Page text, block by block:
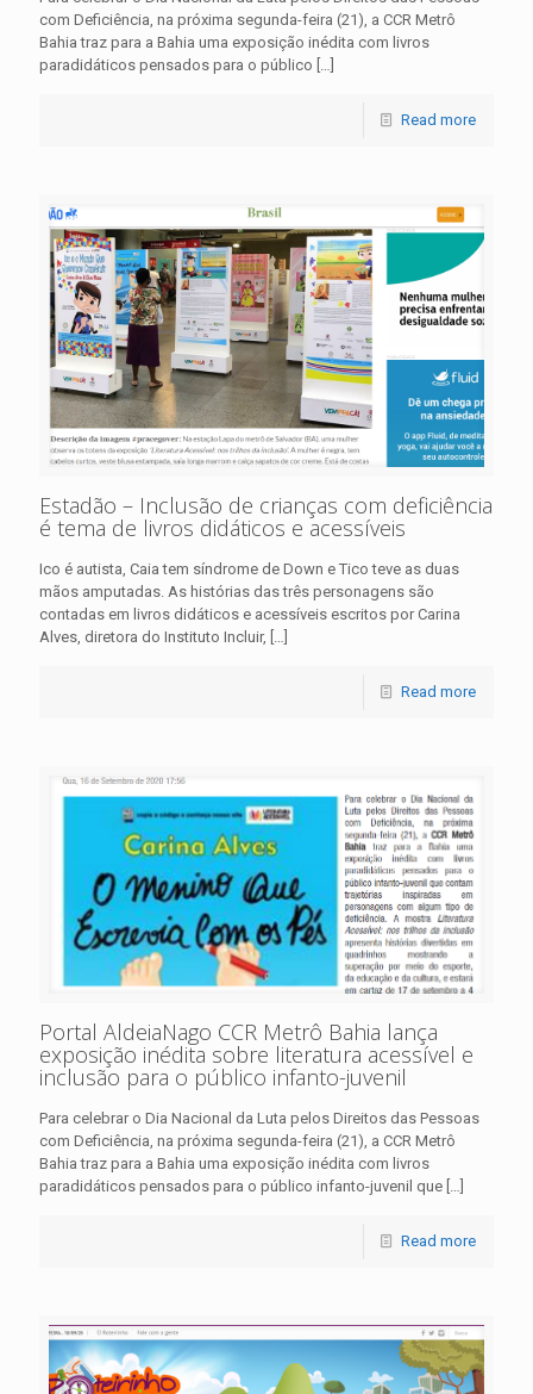
com Deficiência, na próxima segunda-feira (21), a CCR Metrô
Bahia traz para a Bahia uma exposição inédita com livros
paradidáticos pensados para o público […]
Read more
Estadão – Inclusão de crianças com deficiência
é tema de livros didáticos e acessíveis
Ico é autista, Caia tem síndrome de Down e Tico teve as duas
mãos amputadas. As histórias das três personagens são
contadas em livros didáticos e acessíveis escritos por Carina
Alves, diretora do Instituto Incluir, […]
Read more
Portal AldeiaNago CCR Metrô Bahia lança
exposição inédita sobre literatura acessível e
inclusão para o público infanto-juvenil
Para celebrar o Dia Nacional da Luta pelos Direitos das Pessoas
com Deficiência, na próxima segunda-feira (21), a CCR Metrô
Bahia traz para a Bahia uma exposição inédita com livros
paradidáticos pensados para o público infanto-juvenil que […]
Read more